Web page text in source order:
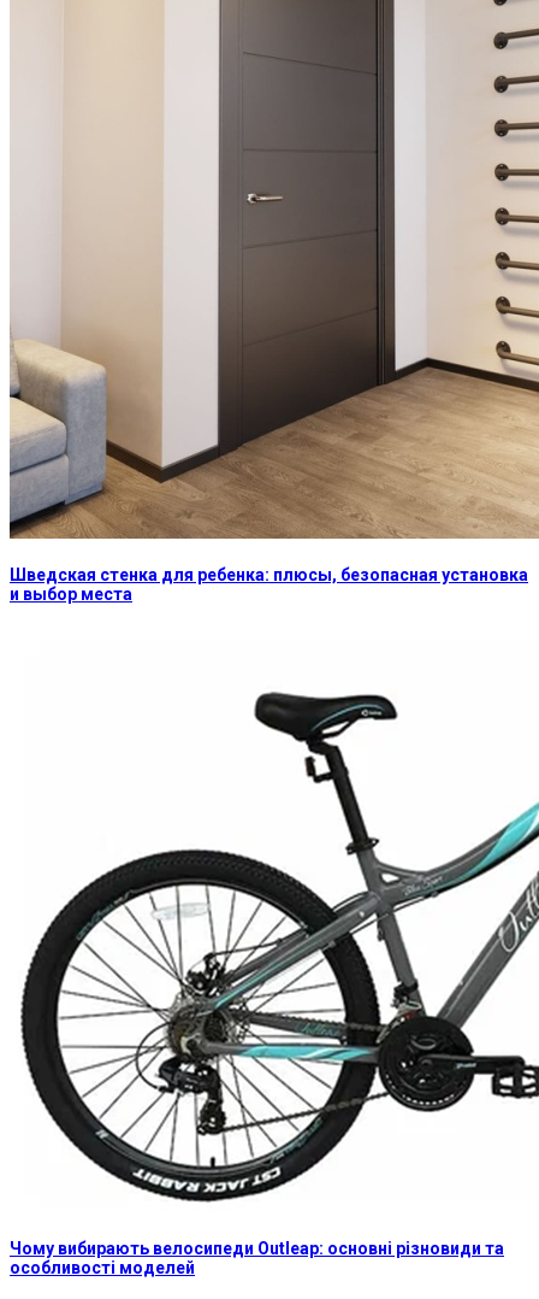
Шведская стенка для ребенка: плюсы, безопасная установка
и выбор места
Чому вибирають велосипеди Outleap: основні різновиди та
особливості моделей